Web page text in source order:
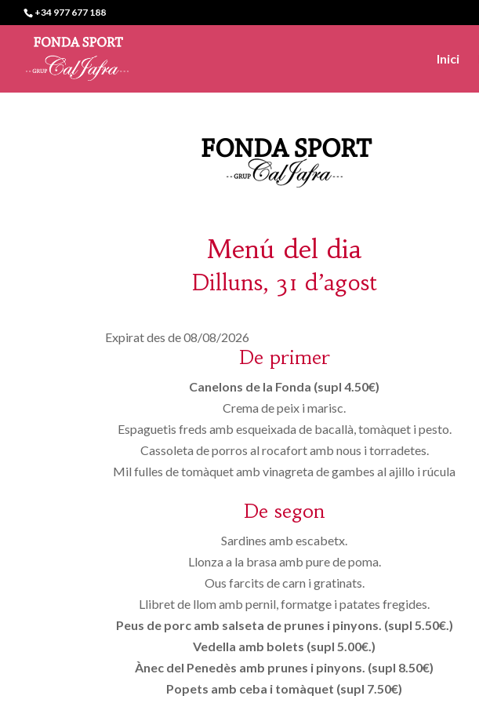
+34 977 677 188
Inici
Menú del dia
Dilluns, 31 d’agost
Expirat des de 08/08/2026
De primer
Canelons de la Fonda (supl 4.50€)
Crema de peix i marisc.
Espaguetis freds amb esqueixada de bacallà, tomàquet i pesto.
Cassoleta de porros al rocafort amb nous i torradetes.
Mil fulles de tomàquet amb vinagreta de gambes al ajillo i rúcula
De segon
Sardines amb escabetx.
Llonza a la brasa amb pure de poma.
Ous farcits de carn i gratinats.
Llibret de llom amb pernil, formatge i patates fregides.
Peus de porc amb salseta de prunes i pinyons. (supl 5.50€.)
Vedella amb bolets (supl 5.00€.)
Ànec del Penedès amb prunes i pinyons. (supl 8.50€)
Popets amb ceba i tomàquet (supl 7.50€)